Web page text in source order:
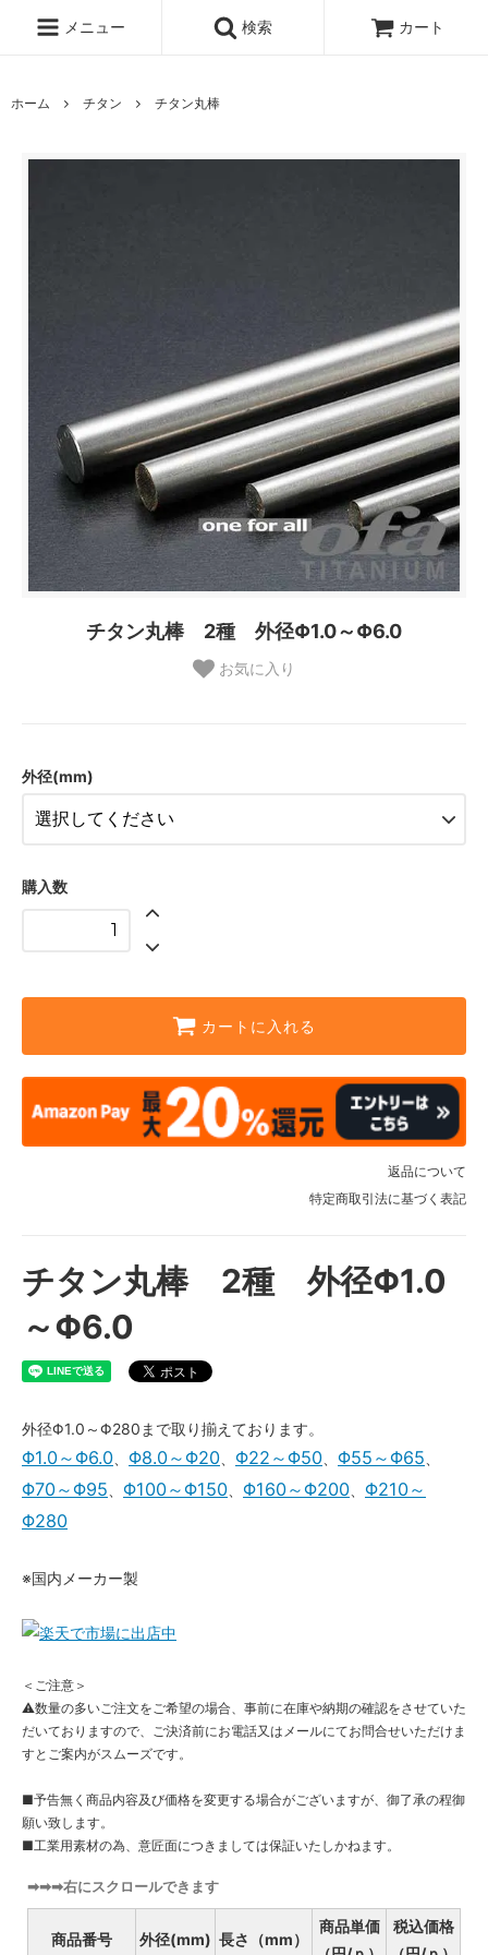
メニュー 検索 カート
ホーム チタン チタン丸棒
チタン丸棒 2種 外径Φ1.0～Φ6.0
お気に入り
外径(mm)
購入数
カートに入れる
返品について
特定商取引法に基づく表記
チタン丸棒 2種 外径Φ1.0
～Φ6.0
外径Φ1.0～Φ280まで取り揃えております。
Φ1.0～Φ6.0 Φ8.0～Φ20 Φ22～Φ50 Φ55～Φ65
Φ70～Φ95 Φ100～Φ150 Φ160～Φ200
Φ210～
Φ280
※国内メーカー製
＜ご注意＞
⚠数量の多いご注文をご希望の場合、事前に在庫や納期の確認をさせていた
だいておりますので、ご決済前にお電話又はメールにてお問合せいただけま
すとご案内がスムーズです。
■予告無く商品内容及び価格を変更する場合がございますが、御了承の程御
願い致します。
■工業用素材の為、意匠面につきましては保証いたしかねます。
➡➡➡右にスクロールできます
商品番号 外径(mm) 長さ（mm）
商品単価
税込価格